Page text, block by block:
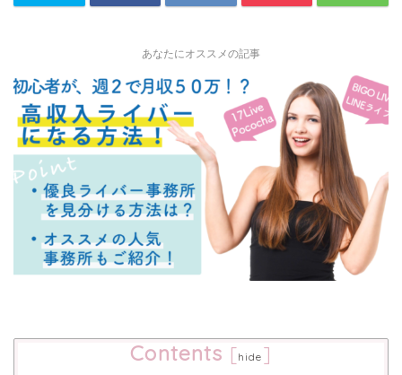
あなたにオススメの記事
Contents [hide ]